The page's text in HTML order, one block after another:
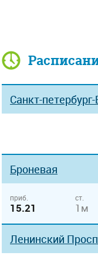
Санкт-
Броневая
приб.
15.21
ст.
1м
Ленинский